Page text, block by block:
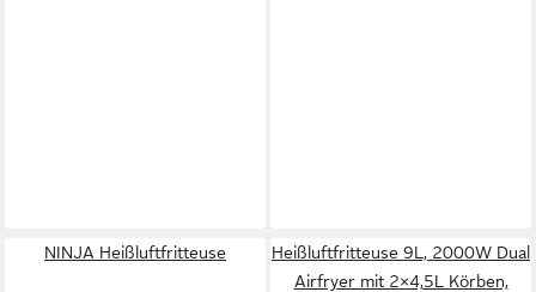
NINJA Heißluftfritteuse
Heißluftfritteuse 9L, 2000W Dual
Airfryer mit 2×4,5L Körben,